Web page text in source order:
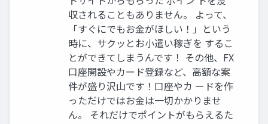
収されることもありません。 よって、
「すぐにでもお金がほしい！」という
時に、サクッとお小遣い稼ぎを するこ
とができてしまうんです！ その他、FX
口座開設やカード登録など、高額な案
件が盛り沢山です！口座やカ ードを作
っただけではお金は一切かかりませ
ん。 それだけでポイントがもらえるた